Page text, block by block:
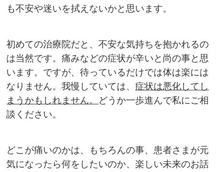
も不安や迷いを拭えないかと思います。
初めての治療院だと、不安な気持ちを抱かれるの
は当然です。痛みなどの症状が辛いと尚の事と思
います。ですが、待っているだけでは体は楽には
なりません。我慢していては、症状は悪化してし
まうかもしれません。
どうか一歩進んで私にご相
談ください。
どこが痛いのかは、もちろんの事、患者さまが元
気になったら何をしたいのか、楽しい未来のお話